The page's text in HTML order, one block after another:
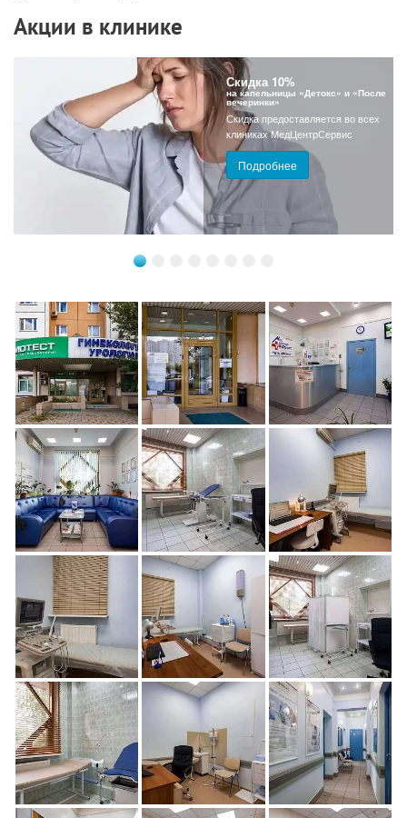
Акции в клинике
Скидка 10%
на капельницы «Детокс» и «После
вечеринки»
Скидка предоставляется во всех
клиниках МедЦентрСервис
Подробнее